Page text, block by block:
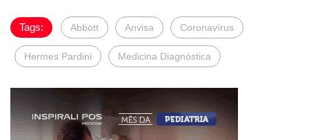
Tags: Abbott Anvisa Coronavírus
Hermes Pardini Medicina Diagnóstica